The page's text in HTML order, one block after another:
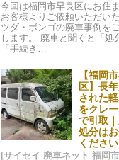
今回は福岡市早良区にお住
お客様よりご依頼いただい
ツダ・ボンゴの廃車事例を
します。 廃車と聞くと「処
「手続き…
【福岡
区】長
された
をクレ
で引取
処分は
ください